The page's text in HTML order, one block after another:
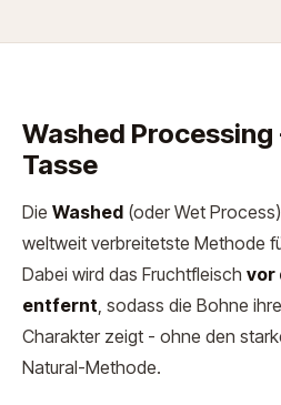
Washed
Tasse
Die Washed (oder Wet
weltweit verbreitetste Methode
Dabei wird das Fruchtfleisch vor
entfernt , sodass die Bohne
Charakter zeigt - ohne den
Natural-Methode.